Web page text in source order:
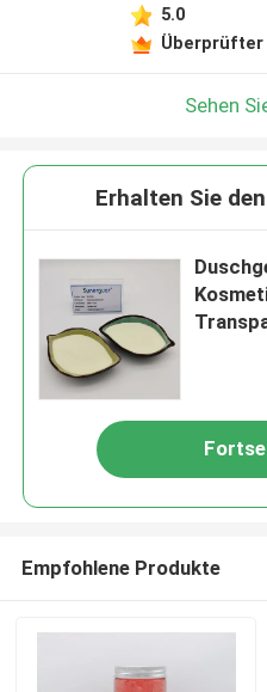
5.0
Sehen
Erhalten Sie
Empfohlene Produkte